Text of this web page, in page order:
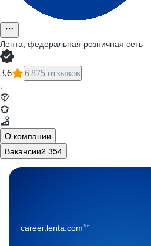
Лента, федеральная розничная сеть
3,6 6 875 отзывов
·
О компании
Вакансии2 354
career.lenta.com16+